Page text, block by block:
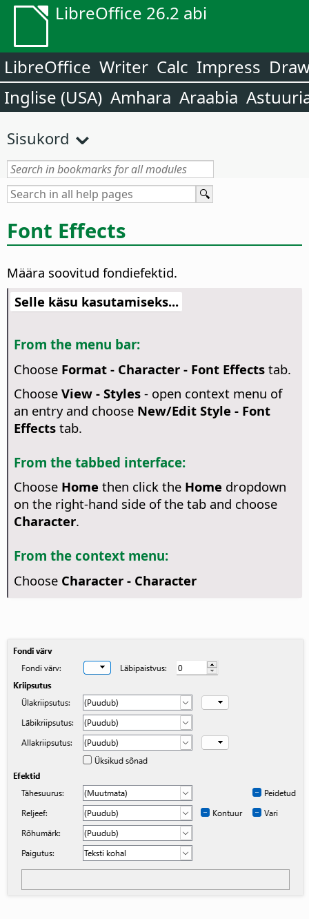
LibreOffice 26.2 abi
LibreOffice Writer Calc Impress
Inglise (USA) Amhara Araabia
Sisukord
Font Effects
Määra soovitud fondiefektid.
Selle käsu kasutamiseks...
From the menu bar:
Choose Format - Character - Font Effectstab.
Choose View - Styles- open context menu of
an entry and choose New/Edit Style - Font
Effectstab.
From the tabbed interface:
Choose Home then click the Home dropdown
on the right-hand side of the tab and choose
Character.
From the context menu:
Choose Character - Character